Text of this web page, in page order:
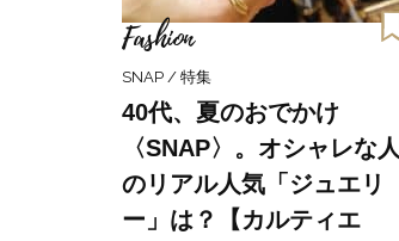
Fashion
SNAP / 特集
40代、夏のおでかけ
〈SNAP〉。オシャレな人
のリアル人気「ジュエリ
ー」は？【カルティエ